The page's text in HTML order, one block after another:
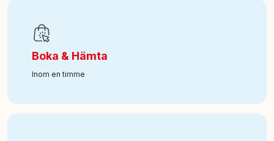
5702017814476
Ålder från :7
Boka & Hämta
Inom en timme